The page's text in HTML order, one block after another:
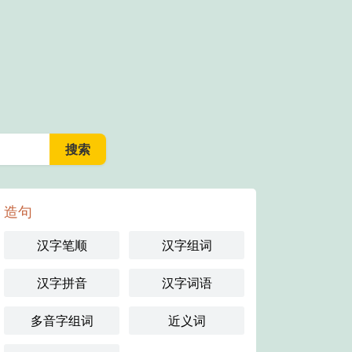
造句
汉字笔顺 汉字组词
汉字拼音 汉字词语
多音字组词 近义词